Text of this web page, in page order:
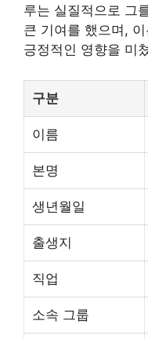
루는 실질적으로 그
큰 기여를 했으며,
긍정적인 영향을 미
구분
이름
본명
생년월일
출생지
직업
소속 그룹